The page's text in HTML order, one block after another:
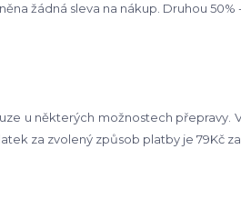
žádná sleva na nákup. Druhou 50%
u některých možnostech
za zvolený způsob platby je 79Kč